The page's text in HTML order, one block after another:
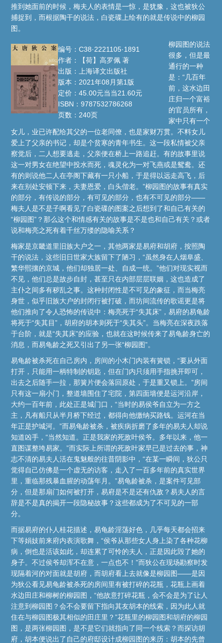
推到她面前的时候，梅夫人的表情是一惊，是犹豫，这也被狄公
捕捉到，而根据陶干的说法，白瓷碟上绘有的就是传说中的柳园
图。
编号：C38·2221105·1891
作者：【荷】高罗佩 著
出版：上海译文出版社
版本：2021年08月第1版
定价：45.00元当当21.60元
ISBN：9787532786268
页数：240页
柳园图的说法
很多，但是最
通行的一种
是：“几百年
前，这水边田
庄归一个富裕
的官员所有，
家中只有一个
女儿，业已许配给其父的一位老同僚，也是家财万贯。不料女儿
爱上了父亲的书记，却是个贫寒的青年书生。这一段私情被父亲
察觉后，二人想要逃走，父亲便在桥上一路追赶。有的故事里说
这一对男女在绝望中投水而死，魂灵化为一对飞燕或是鸳鸯。还
有的则说他二人在亭阁下藏有一只小船，于是得以远走高飞，后
来在别处安顿下来，夫妻恩爱，白头偕老。”柳园图的故事有真实
的部分，有传说的部分，有可见的部分，也有不可见的部分——
梅夫人是不是子啊看见了白瓷碟的图案之后想到了和自己有关的
“柳园图”？那么这个和情感有关的故事是不是也和自己有关？或者
说和梅亮之死有着千丝万缕的隐喻关系？
梅家是京畿道里旧族大户之一，其他两家是易府和胡府，按照陶
干的说法，这些旧日世家大族留下了陋习，“虽然身在人烟阜盛、
繁华熙攘的京城，他们却独居一处、自成一统。”他们对现实视而
不见，他们总是故步自封，甚至只在内部层层联姻，这也造成了
主仆之间多有秽乱之事。这种封闭性是不可见的象征，而当梅亮
身世，似乎旧族大户的封闭行被打破，而坊间流传的歌谣更是将
他们推向了令人恐怖的传说中：梅亮死于“失其床”，易府的易龟龄
将死于“失其目”，胡府的胡本则死于“失其头”。当梅亮在深夜跌落
于台阶，就是“失其床”的应验，也就在这时候传来了易龟龄身亡的
消息，而易龟龄之死又引出了另一张“柳园图”。
易龟龄被杀死在自己房内，房间的小木门内装有簧锁，“要从外面
打开，只能用一柄特制的钥匙，但在门内只须用手指挑开即可，
出去之后随手一拉，那簧片便会落回原处，于是重又锁上。”房间
只有这一扇小门，整道墙围住了宅院，第四面墙便是运河沿岸，
大约一百年前，此处正是城门口，“当时的易侯爷自立为一方之
主，凡有船只从半月桥下经过，都得向他缴纳买路钱。运河在当
年正是护城河。”而易龟龄被杀，被疾病折磨了多年的易夫人却说
知道凶手，“当然知道。正是我家的死敌叶侯爷。多年以来，他一
直图谋整垮易家。”而实际上所谓的死敌叶家早已是过去的事，神
志不清的易夫人活在鬼魅般的往昔阴影中，“在某一瞬间，狄公只
觉得自己仿佛是一个虚无的访客，走入了一百多年前的真实世界
里，重临那残暴血腥的动荡年月。”易龟龄被杀，是案件可见部
分，但是那扇门如何被打开，易府是不是还有仇敌？易夫人的言
辞是不是真的揭开一段隐秘故事？这些都成为了不可见的一部
分。
而据易府的仆人桂花描述，易龟龄淫荡好色，几乎每天都会招来
下等娟妓前来府内表演歌舞，“侯爷从那些女人身上染了各种花柳
病，倒也是活该如此，却连累了可怜的夫人，正是因此毁了她的
身子。不过侯爷却浑不在意，一点也不！”而狄公在现场勘察时发
现隔着河的对面就是胡府，而胡府看上去就像是柳园图——是因
为狄公看见易龟龄被杀死的房间里有被打碎的花瓶，花瓶上画着
水边田庄和柳树的柳园图，“他故意打碎花瓶，会不会是为了让人
注意到柳园图？会不会要留下指向其友胡本的线索，因为此人就
住在与柳园图极其相似的田庄里？”花瓶里的柳园图和胡府的柳园
图，是两张柳园图，是不是它们就指向了同一个线索？而探访胡
府，胡本便说出了自己的府邸设计成柳园图的来历：胡本的先曾